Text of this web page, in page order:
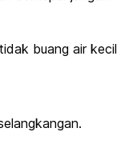
buang air kecil